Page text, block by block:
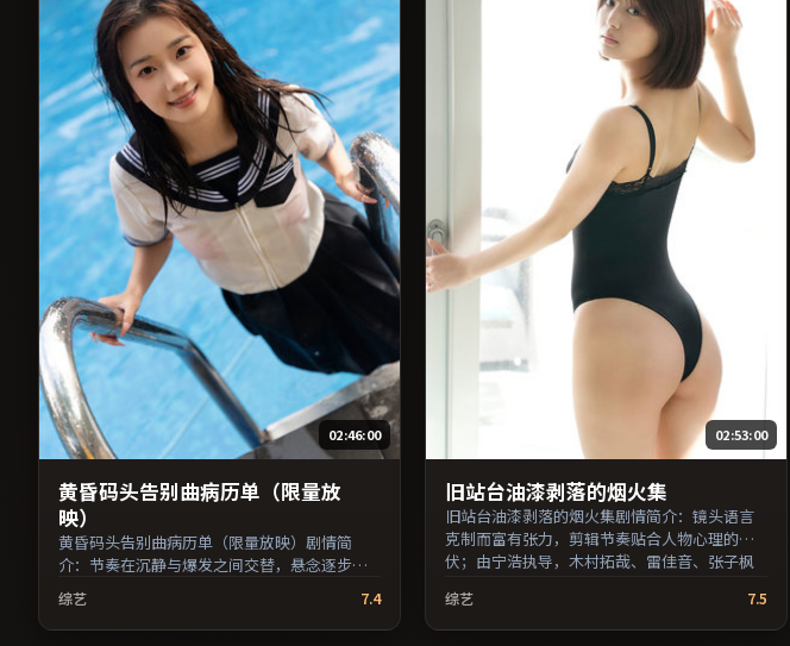
02:46:00
黄昏码头告别曲病历单（限量放
映）
黄昏码头告别曲病历单（限量放映）剧情简
介：节奏在沉静与爆发之间交替，悬念逐步揭
开却保留开放式回味；由杜琪峰执导，张子
枫、妻夫木聪、提莫西·查拉梅等主演，泰国
出品，犯罪类型，2018年上映 / 2018年10月23
综艺 7.4
02:53:00
旧站台油漆剥落的烟火集
旧站台油漆剥落的烟火集剧情简介：镜头语言
克制而富有张力，剪辑节奏贴合人物心理的起
伏；由宁浩执导，木村拓哉、雷佳音、张子枫
2017年7月27日于英国地区院线首映，网络平台
同步更新片源。推荐给喜爱现实主义叙事与人
综艺 7.5